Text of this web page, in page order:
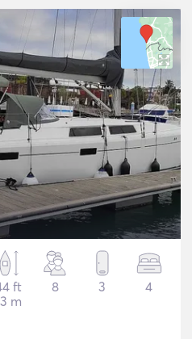
ft
m
8 3 4